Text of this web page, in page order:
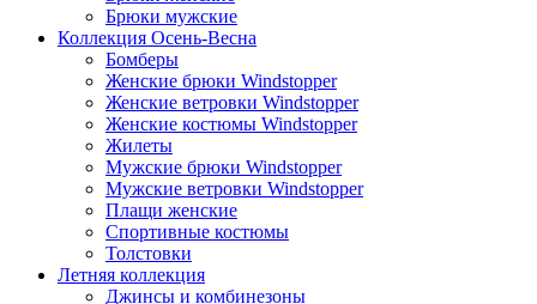
Брюки мужские
Коллекция Осень-Весна
Бомберы
Женские брюки Windstopper
Женские ветровки Windstopper
Женские костюмы Windstopper
Жилеты
Мужские брюки Windstopper
Мужские ветровки Windstopper
Плащи женские
Спортивные костюмы
Толстовки
Летняя коллекция
Джинсы и комбинезоны